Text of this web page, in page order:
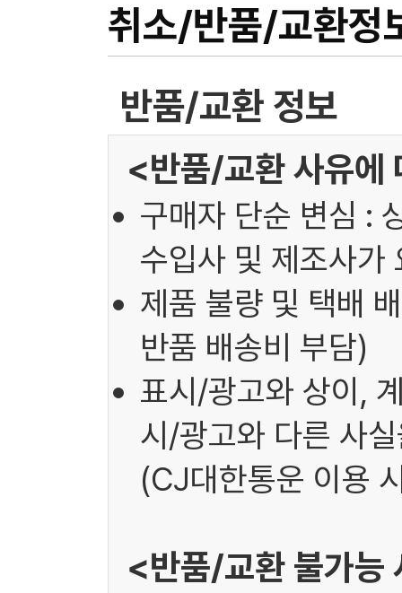
취소/반품/교환정
반품/교환 정보
<반품/교환 사유에
구매자 단순 변심 :
수입사 및 제조사가
제품 불량 및 택배
반품 배송비 부담)
표시/광고와 상이,
시/광고와 다른 사
(CJ대한통운 이용
<반품/교환 불가능